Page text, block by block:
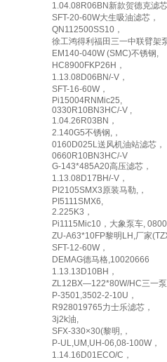
1.04.08R06BN新款贺德克滤
SFT-20-60W大生吸油滤芯，
QN112500SS10，
徐工鸿得利福田三一中联臂架
EM140-040W (SMC)不锈钢,
HC8900FKP26H，
1.13.08D06BN/-V，
SFT-16-60W，
Pi15004RNMic25,
0330R10BN3HC/-V ,
1.04.26R03BN，
2.140G5不锈钢,，
0160D025L送风机油站滤芯，
0660R10BN3HC/-V
G-143*485A20高压滤芯，
1.13.08D17BH/-V，
PI2105SMX3原装马勒,，
PI5111SMX6,
2.225K3，
Pi1115Mic10，大象泵车,
ZU-A63*10FP黎明LH,厂家
SFT-12-60W，
DEMAG德马格,10020666
1.13.13D10BH，
ZL12BX—122*80W/HC三一
P-3501,3502-2-10U，
R928019765力士乐滤芯，
3j2k油,
SFX-330×30(黎明,，
P-UL,UM,UH-06,08-100W，
1.14.16D01ECO/C，